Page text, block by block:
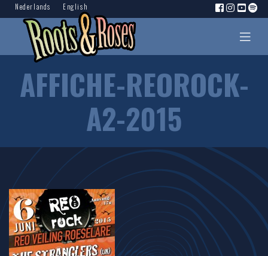
Nederlands English
AFFICHE-REOROCK-
A2-2015